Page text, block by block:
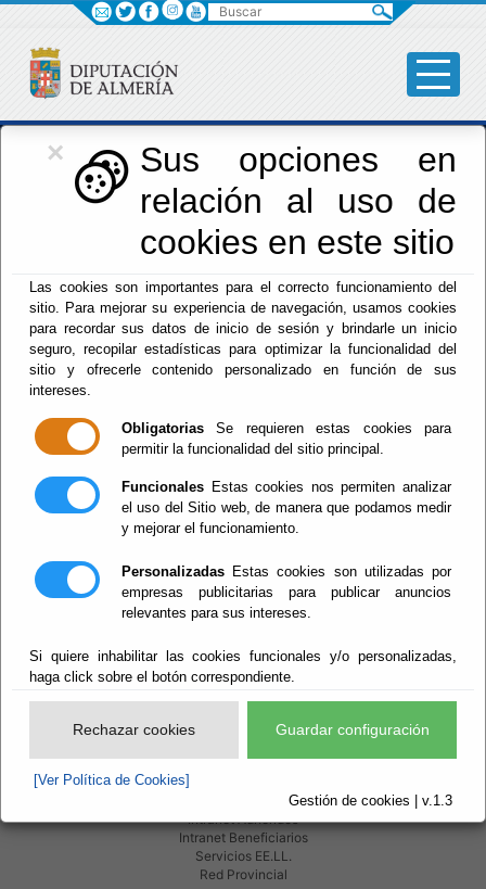
×
Sus opciones en
relación al uso de
cookies en este sitio
Las cookies son importantes para el correcto funcionamiento del
sitio. Para mejorar su experiencia de navegación, usamos cookies
para recordar sus datos de inicio de sesión y brindarle un inicio
seguro, recopilar estadísticas para optimizar la funcionalidad del
sitio y ofrecerle contenido personalizado en función de sus
intereses.
Obligatorias Se requieren estas cookies para
permitir la funcionalidad del sitio principal.
Funcionales Estas cookies nos permiten analizar
el uso del Sitio web, de manera que podamos medir
y mejorar el funcionamiento.
Personalizadas Estas cookies son utilizadas por
empresas publicitarias para publicar anuncios
relevantes para sus intereses.
Si quiere inhabilitar las cookies funcionales y/o personalizadas,
haga click sobre el botón correspondiente.
Rechazar cookies Guardar configuración
[Ver Política de Cookies]
Gestión de cookies | v.1.3
Iniciativas Europeas
Europedirectalmeria
Inicio - Iniciativas Europeas - Noticias
Escuchar
Actualidad -
Teletipos
De no actualidad
Intranet Provincial
Intranet Adheridos
Intranet Beneficiarios
Servicios EE.LL.
Red Provincial
Buscar